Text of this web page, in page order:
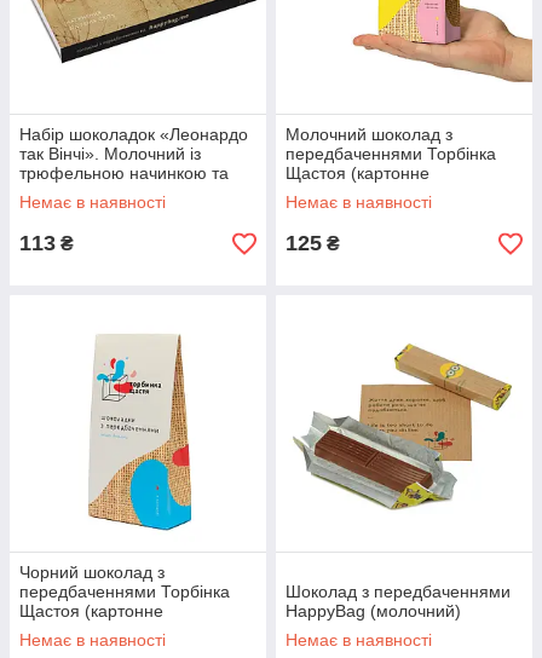
Набір шоколадок «Леонардо
так Вінчі». Молочний із
трюфельною начинкою та
горіховими кранчи.
Немає в наявності
113 ₴
Молочний шоколад з
передбаченнями Торбінка
Щастоя (картонне
паковання) HappyBag
Немає в наявності
125 ₴
Чорний шоколад з
передбаченнями Торбінка
Щастоя (картонне
паковання) HappyBag
Немає в наявності
Шоколад з передбаченнями
HappyBag (молочний)
Немає в наявності